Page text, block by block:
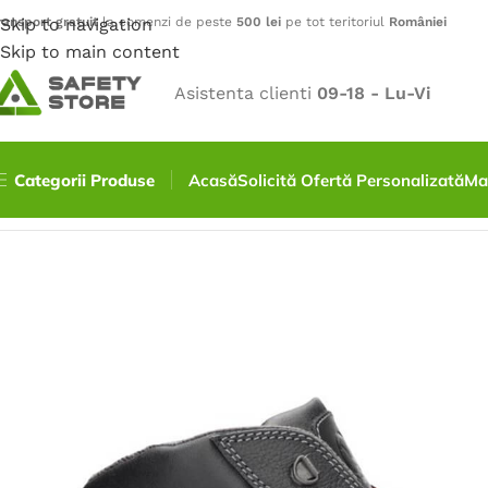
Skip to navigation
Skip to main content
gratuitla comenzi de peste 500 lei pe tot teritoriul României
Asistenta clienti 09-18 - Lu-Vi
Categorii Produse AcasăSolicită Ofertă Personalizată